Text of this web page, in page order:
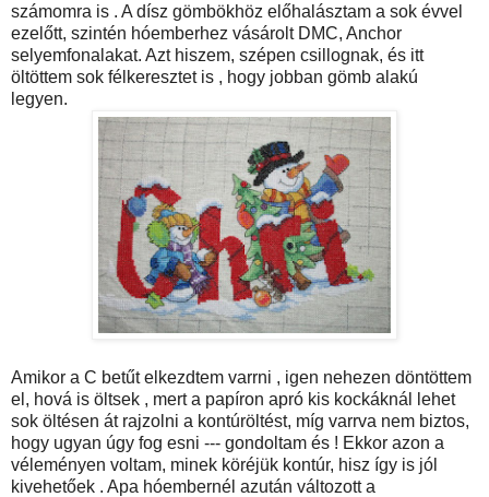
számomra is . A dísz gömbökhöz előhalásztam a sok évvel
ezelőtt, szintén hóemberhez vásárolt DMC, Anchor
selyemfonalakat. Azt hiszem, szépen csillognak, és itt
öltöttem sok félkeresztet is , hogy jobban gömb alakú
legyen.
Amikor a C betűt elkezdtem varrni , igen nehezen döntöttem
el, hová is öltsek , mert a papíron apró kis kockáknál lehet
sok öltésen át rajzolni a kontúröltést, míg varrva nem biztos,
hogy ugyan úgy fog esni --- gondoltam és ! Ekkor azon a
véleményen voltam, minek köréjük kontúr, hisz így is jól
kivehetőek . Apa hóembernél azután változott a